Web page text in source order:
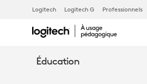
LES
OUTILS
Logitech Logitech G Professionnels
Éducation